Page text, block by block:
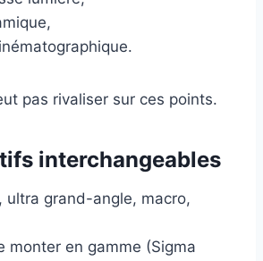
pas rivaliser sur ces points.
interchangeables
grand-angle, macro,
monter en gamme (Sigma